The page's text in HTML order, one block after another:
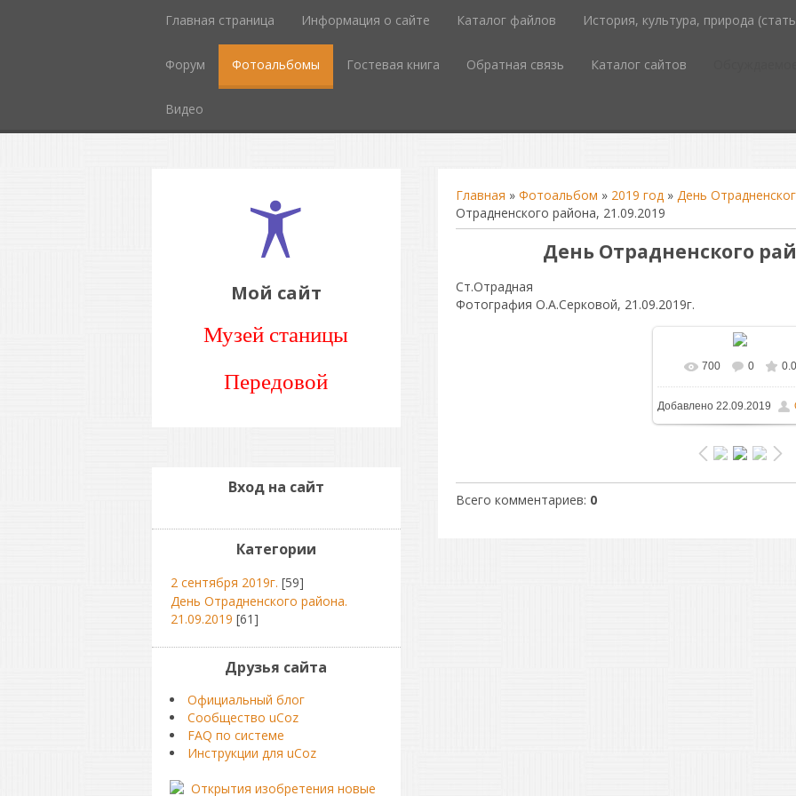
Главная страница Информация о сайте Каталог файлов История, культура, природа
Форум Фотоальбомы Гостевая книга Обратная связь Каталог сайтов
Видео
Мой сайт
Музей станицы
Передовой
Главная » Фотоальбом » 2019 год» День
Отрадненского района, 21.09.2019
День Отрадненского
Ст.Отрадная
Фотография О.А.Серковой, 21.09.2019г.
В реальном
1024x759/ 370.8Kb
700 0 0.0
Добавлено22.09.2019
Всего комментариев: 0
Вход на сайт
Категории
2 сентября 2019г. [59]
День Отрадненского района.
21.09.2019 [61]
Друзья сайта
Официальный блог
Сообщество uCoz
FAQ по системе
Инструкции для uCoz